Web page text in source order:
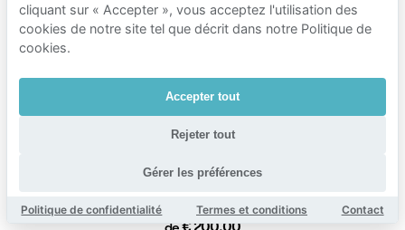
Tarifs du parking Mobypark
1 heure de stationnement
24 heures de stationnement
de€ 15.00
1 semaine de stationnement
de€ 75.00
cliquant sur « Accepter », vous acceptez l'utilisation des
cookies de notre site tel que décrit dans notre Politique de
cookies.
Accepter tout
Rejeter tout
Gérer les préférences
Politique de confidentialité Termes et conditions Contact